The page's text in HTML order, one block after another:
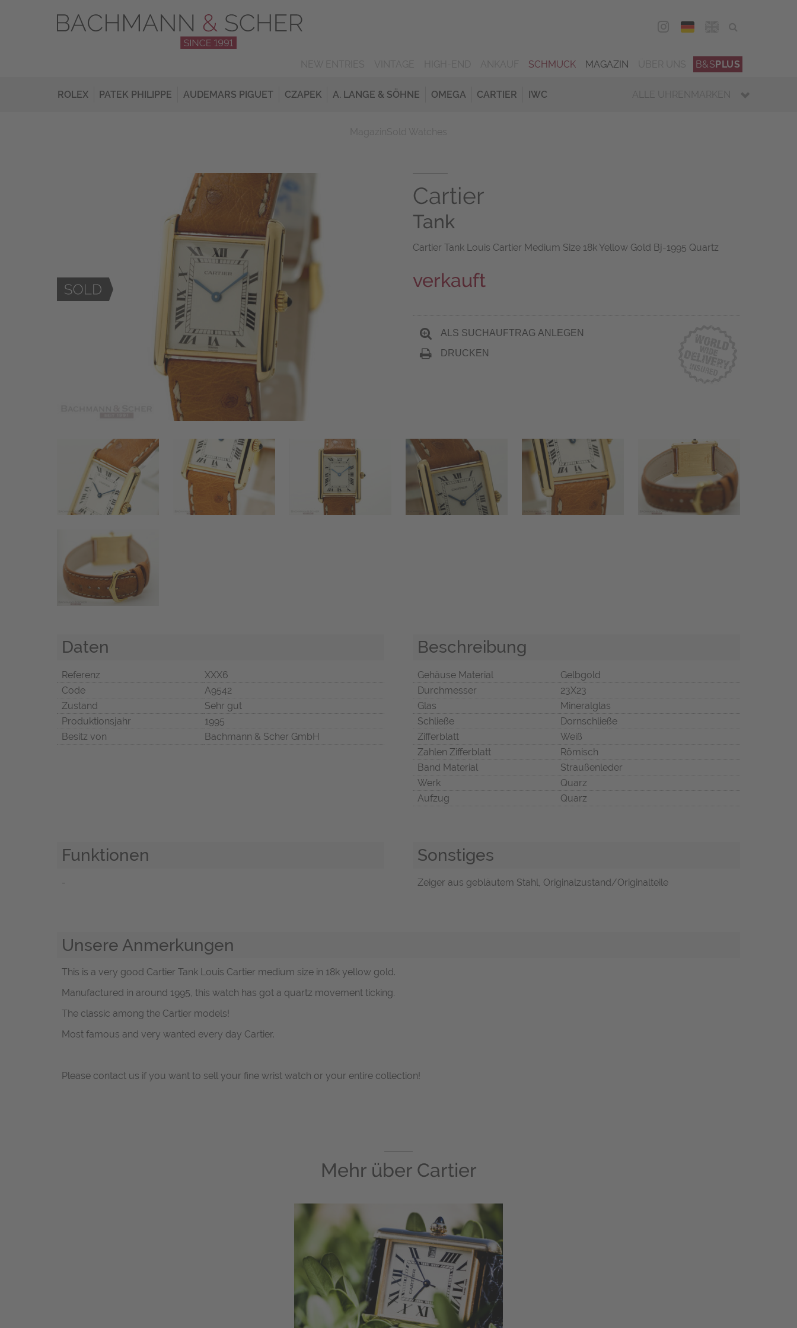
DEU
SCHMUCK MAGAZIN B&SPLUS
ROLEX PATEK PHILIPPE AUDEMARS PIGUET CZAPEK A. LANGE & SÖHNE OMEGA CARTIER IWC ALLE UHRENMARKEN
Cartier
Tank
Cartier Tank Louis Cartier Medium Size 18k Yellow Gold Bj-1995 Quartz
verkauft
ALS SUCHAUFTRAG ANLEGEN
DRUCKEN
Daten
Referenz
XXX6
Code
A9542
Zustand
Sehr gut
Produktionsjahr
1995
Besitz von
Bachmann & Scher GmbH
Beschreibung
Gehäuse Material
Gelbgold
Durchmesser
23X23
Glas
Mineralglas
Schließe
Dornschließe
Zifferblatt
Weiß
Zahlen Zifferblatt
Römisch
Band Material
Straußenleder
Werk
Quarz
Aufzug
Quarz
Funktionen
-
Sonstiges
Zeiger aus gebläutem Stahl, Originalzustand/Originalteile
Unsere Anmerkungen
This is a very good Cartier Tank Louis Cartier medium size in 18k yellow gold.
Manufactured in around 1995, this watch has got a quartz movement ticking.
The classic among the Cartier models!
Most famous and very wanted every day Cartier.
Please contact us if you want to sell your fine wrist watch or your entire collection!
Mehr über Cartier